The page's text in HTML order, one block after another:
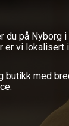
du på Nyborg
er vi lokalisert
butikk med